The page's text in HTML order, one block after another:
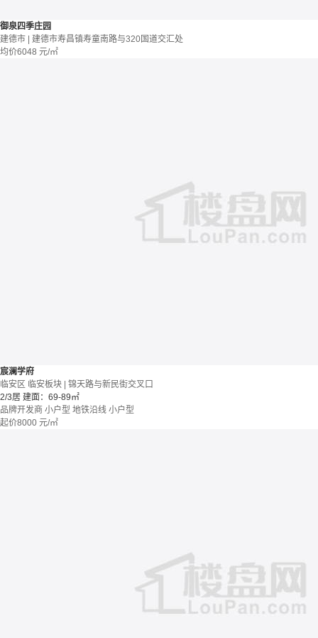
御泉四季庄园
建德市 | 建德市寿昌镇寿童南路与320国道交汇处
均价6048 元/㎡
宸澜学府
临安区 临安板块 | 锦天路与新民街交叉口
2/3居 建面：69-89㎡
品牌开发商 小户型 地铁沿线 小户型
起价8000 元/㎡